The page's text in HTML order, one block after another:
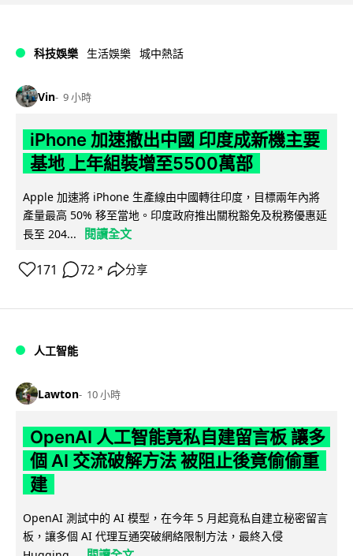
科技娛樂 生活娛樂 城中熱話
Vin 9 小時
iPhone 加速撤出中國 印度成新機主要
基地 上年組裝增至5500萬部
Apple 加速將 iPhone 生產線由中國轉往印度，目標兩年內將
產量最高 50% 移至當地。印度政府推出關稅豁免及稅務優惠延
長至 204...
閱讀全文
171 72 ↗ 分享
人工智能
Lawton 10 小時
OpenAI 人工智能竟私自建留言板 讓多
個 AI 交流破解方法 被阻止後竟偷偷重
建
OpenAI 測試中的 AI 模型，在今年 5 月起竟私自建立秘密留言
板，讓多個 AI 代理互通突破網絡限制方法，最終入侵